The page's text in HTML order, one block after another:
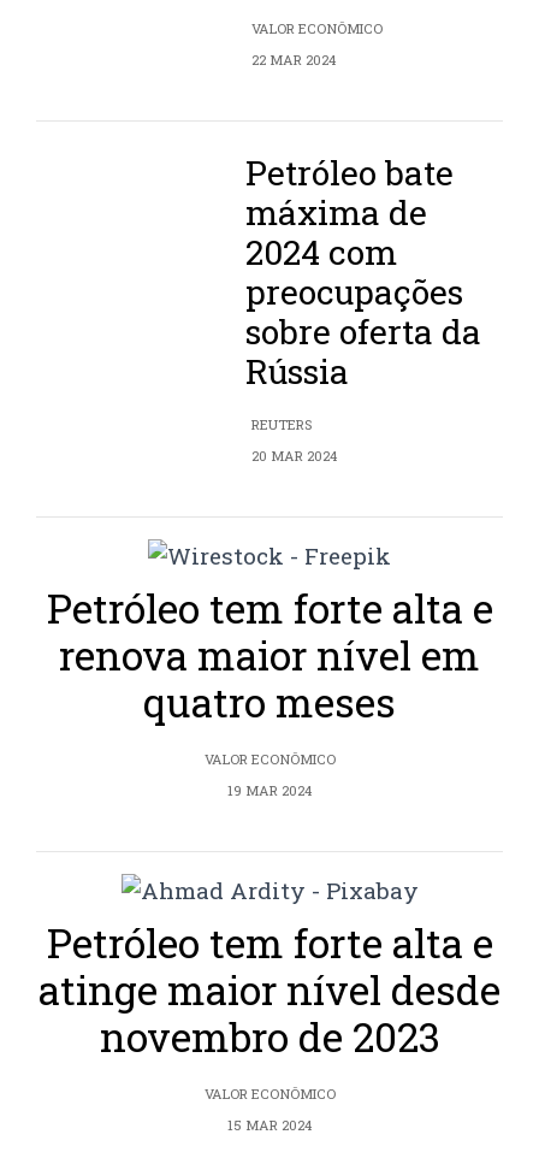
VALOR ECONÔMICO
22 MAR 2024
Petróleo bate
máxima de
2024 com
preocupações
sobre oferta da
Rússia
REUTERS
20 MAR 2024
Petróleo tem forte alta e
renova maior nível em
quatro meses
VALOR ECONÔMICO
19 MAR 2024
Petróleo tem forte alta e
atinge maior nível desde
novembro de 2023
VALOR ECONÔMICO
15 MAR 2024